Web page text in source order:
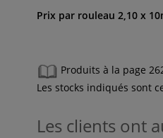
Prix par rouleau 2,10 x
Produits à la page
Les stocks indiqués sont
Les clients ont